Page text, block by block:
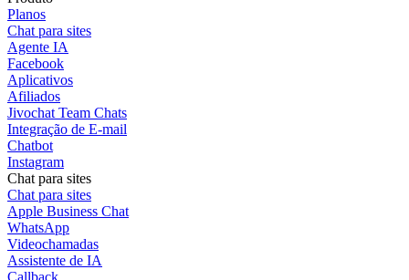
Planos
Chat para sites
Agente IA
Facebook
Aplicativos
Afiliados
Jivochat Team Chats
Integração de E-mail
Chatbot
Instagram
Chat para sites
Chat para sites
Apple Business Chat
WhatsApp
Videochamadas
Assistente de IA